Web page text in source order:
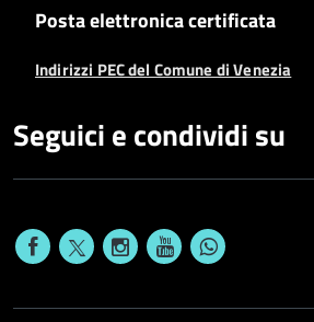
Posta elettronica certificata
Indirizzi PEC del Comune di Venezia
Seguici e condividi su